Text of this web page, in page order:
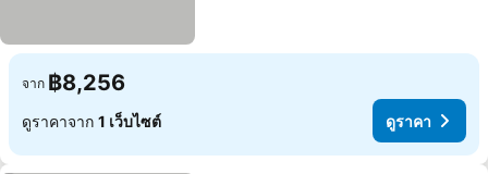
จาก ฿8,256
ดูราคาจาก 1 เว็บไซต์ ดูราคา